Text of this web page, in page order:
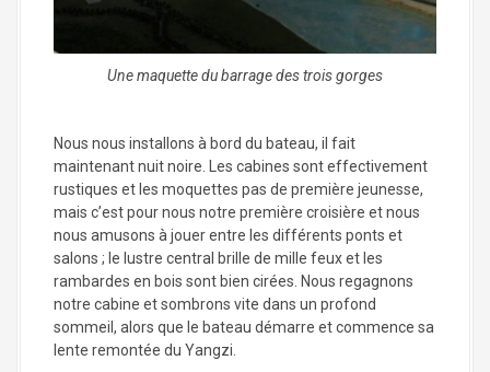
Une maquette du barrage des trois gorges
Nous nous installons à bord du bateau, il fait
maintenant nuit noire. Les cabines sont effectivement
rustiques et les moquettes pas de première jeunesse,
mais c’est pour nous notre première croisière et nous
nous amusons à jouer entre les différents ponts et
salons ; le lustre central brille de mille feux et les
rambardes en bois sont bien cirées. Nous regagnons
notre cabine et sombrons vite dans un profond
sommeil, alors que le bateau démarre et commence sa
lente remontée du Yangzi.